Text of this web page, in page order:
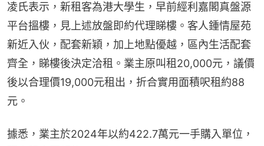
凌氏表示，新租客為港大學生，早前經利嘉閣真盤源
平台搵樓，見上述放盤即約代理睇樓。客人鍾情屋苑
新近入伙，配套新穎，加上地點優越，區內生活配套
齊全，睇樓後決定洽租。業主原叫租20,000元，議價
後以合理價19,000元租出，折合實用面積呎租約88
元。
據悉，業主於2024年以約422.7萬元一手購入單位，